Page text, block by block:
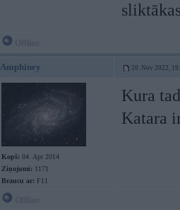
Amphiney 20. Nov 2022,
Kopš: 04. Apr 2014
Ziņojumi: 1171
Braucu ar: F11
Kura
Katara